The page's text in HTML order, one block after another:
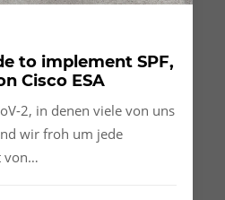
to implement SPF,
Cisco ESA
2, in denen viele von uns
wir froh um jede
von…